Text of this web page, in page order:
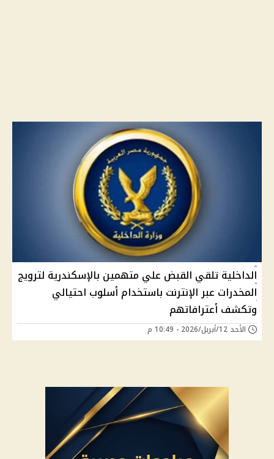
الداخلية تلقي القبض علي متهمين بالإسكندرية لترويج
المخدرات عبر الإنترنت باستخدام أسلوب احتيالي
وتكشف أعترافاتهم
الأحد 12/أبريل/2026 - 10:49 م